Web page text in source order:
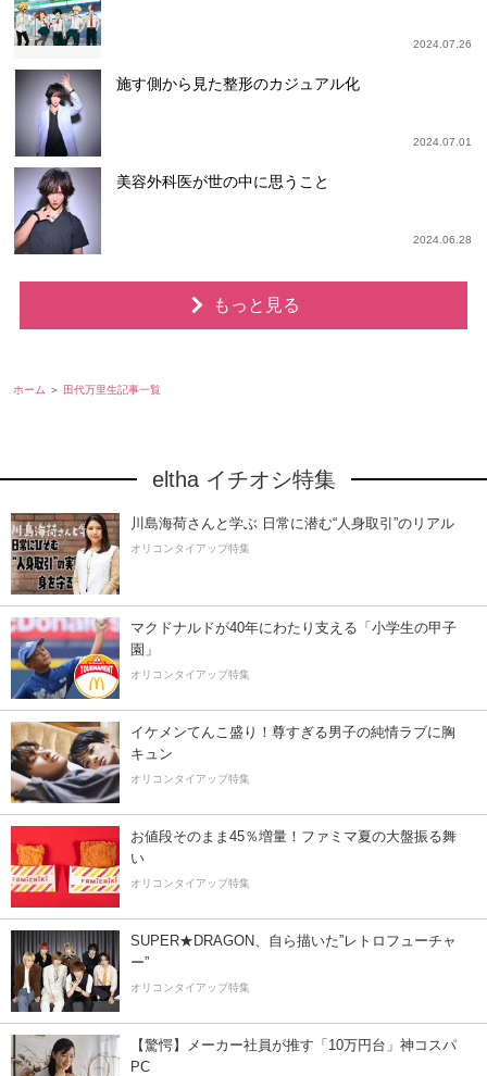
2024.07.26
施す側から見た整形のカジュアル化
2024.07.01
美容外科医が世の中に思うこと
2024.06.28
もっと見る
ホーム 田代万里生記事一覧
eltha イチオシ特集
川島海荷さんと学ぶ 日常に潜む“人身取引”のリアル
オリコンタイアップ特集
マクドナルドが40年にわたり支える「小学生の甲子
園」
オリコンタイアップ特集
イケメンてんこ盛り！尊すぎる男子の純情ラブに胸
キュン
オリコンタイアップ特集
お値段そのまま45％増量！ファミマ夏の大盤振る舞
い
オリコンタイアップ特集
SUPER★DRAGON、自ら描いた”レトロフューチャ
ー”
オリコンタイアップ特集
【驚愕】メーカー社員が推す「10万円台」神コスパ
PC